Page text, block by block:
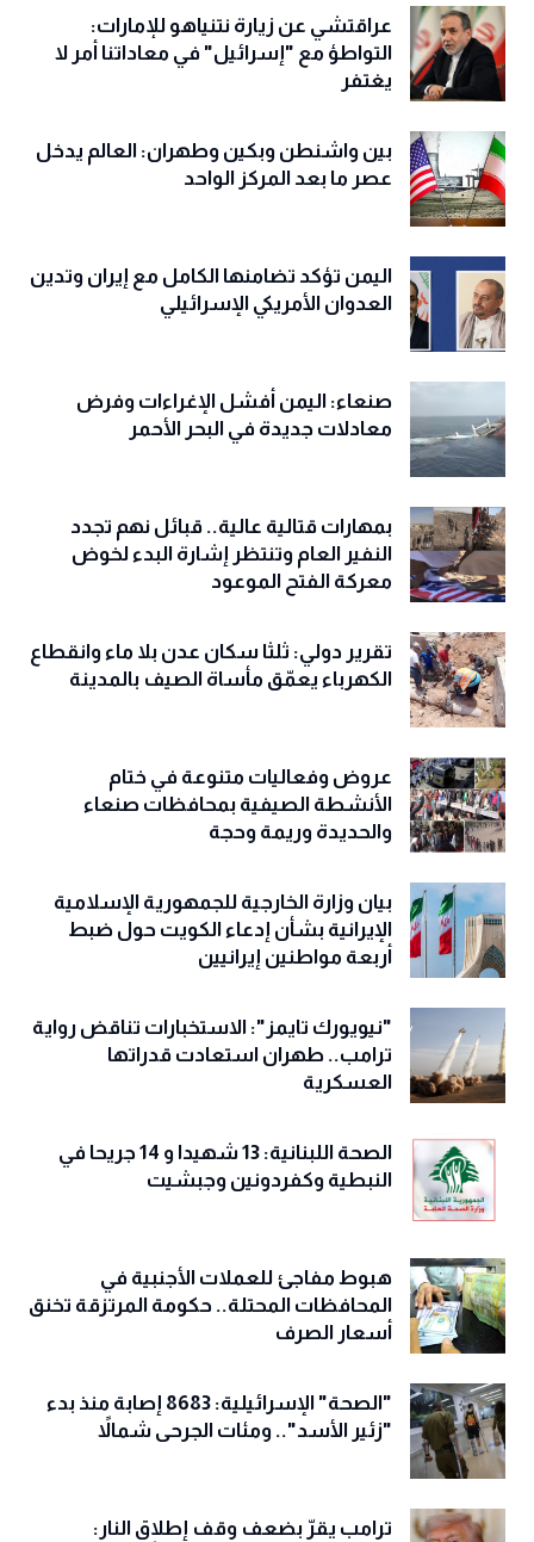
عراقتشي عن زيارة نتنياهو للإمارات:
التواطؤ مع "إسرائيل" في معاداتنا أمر لا
يغتفر
بين واشنطن وبكين وطهران: العالم يدخل
عصر ما بعد المركز الواحد
اليمن تؤكد تضامنها الكامل مع إيران وتدين
العدوان الأمريكي الإسرائيلي
صنعاء: اليمن أفشل الإغراءات وفرض
معادلات جديدة في البحر الأحمر
بمهارات قتالية عالية.. قبائل نهم تجدد
النفير العام وتنتظر إشارة البدء لخوض
معركة الفتح الموعود
تقرير دولي: ثلثا سكان عدن بلا ماء وانقطاع
الكهرباء يعمّق مأساة الصيف بالمدينة
عروض وفعاليات متنوعة في ختام
الأنشطة الصيفية بمحافظات صنعاء
والحديدة وريمة وحجة
‏بيان وزارة الخارجية للجمهورية الإسلامية
الإيرانية بشأن إدعاء الكويت حول ضبط
أربعة مواطنين إيرانيين
"نيويورك تايمز": الاستخبارات تناقض رواية
ترامب.. طهران استعادت قدراتها
العسكرية
الصحة اللبنانية: 13 شهيدا و 14 جريحا في
النبطية وكفردونين وجبشيت
هبوط مفاجئ للعملات الأجنبية في
المحافظات المحتلة.. حكومة المرتزقة تخنق
أسعار الصرف
"الصحة" الإسرائيلية: 8683 إصابة منذ بدء
"زئير الأسد".. ومئات الجرحى شمالاً
ترامب يقرّ بضعف وقف إطلاق النار: